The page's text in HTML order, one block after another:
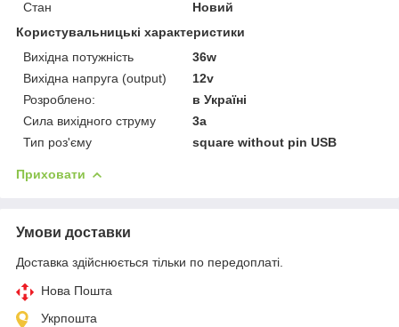
Стан
Новий
Користувальницькі характеристики
Вихідна потужність
36w
Вихідна напруга (output)
12v
Розроблено:
в Україні
Сила вихідного струму
3a
Тип роз'єму
square without pin USB
Приховати
Умови доставки
Доставка здійснюється тільки по передоплаті.
Нова Пошта
Укрпошта